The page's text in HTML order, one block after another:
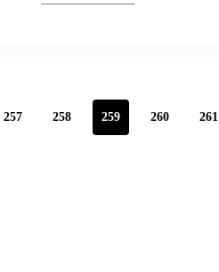
257 258 259 260 261